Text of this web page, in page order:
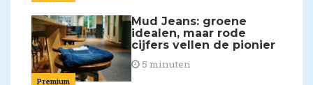
Premium
Mud Jeans: groene
idealen, maar rode
cijfers vellen de pionier
5 minuten